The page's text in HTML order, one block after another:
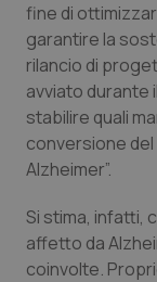
Tumore
Tumori
Tumori
Vaccini
fine di
garantire la
rilancio di
avviato durante
stabilire quali
conversione
Alzheimer”.
Si stima, infatti,
affetto da
coinvolte.